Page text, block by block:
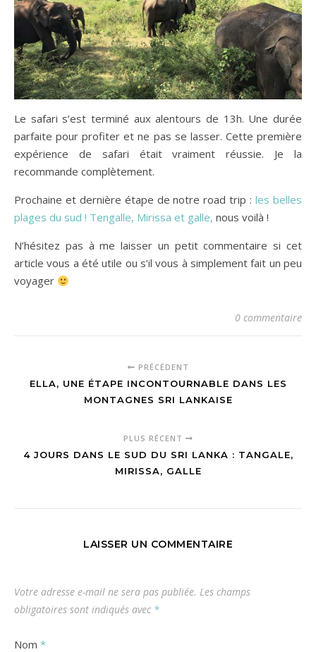
Le safari s’est terminé aux alentours de 13h. Une durée
parfaite pour profiter et ne pas se lasser. Cette première
expérience de safari était vraiment réussie. Je la
recommande complètement.
Prochaine et dernière étape de notre road trip :les belles
plages du sud ! Tengalle, Mirissa et galle, nous voilà !
N’hésitez pas à me laisser un petit commentaire si cet
article vous a été utile ou s’il vous à simplement fait un peu
voyager
0 commentaire
PRÉCÉDENT
ELLA, UNE ÉTAPE INCONTOURNABLE DANS LES
MONTAGNES SRI LANKAISE
PLUS RÉCENT
4 JOURS DANS LE SUD DU SRI LANKA : TANGALE,
MIRISSA, GALLE
LAISSER UN COMMENTAIRE
Votre adresse e-mail ne sera pas publiée. Les champs
obligatoires sont indiqués avec *
Nom *